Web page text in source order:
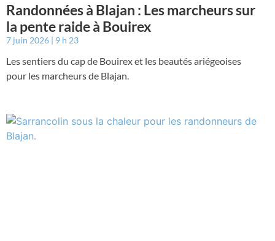
Randonnées à Blajan : Les marcheurs sur
la pente raide à Bouirex
7 juin 2026 9 h 23
Les sentiers du cap de Bouirex et les beautés ariégeoises
pour les marcheurs de Blajan.